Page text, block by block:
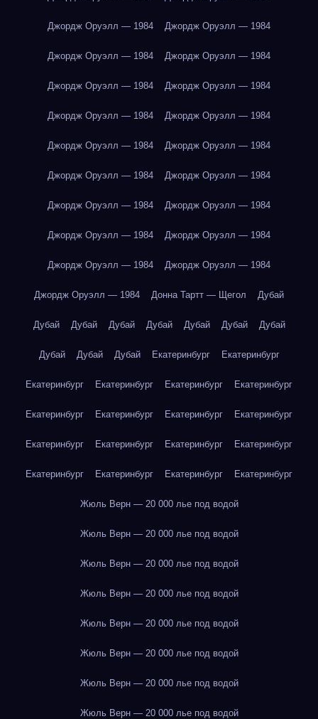
Джордж Оруэлл — 1984 Джордж Оруэлл — 1984
Джордж Оруэлл — 1984 Джордж Оруэлл — 1984
Джордж Оруэлл — 1984 Джордж Оруэлл — 1984
Джордж Оруэлл — 1984 Джордж Оруэлл — 1984
Джордж Оруэлл — 1984 Джордж Оруэлл — 1984
Джордж Оруэлл — 1984 Джордж Оруэлл — 1984
Джордж Оруэлл — 1984 Джордж Оруэлл — 1984
Джордж Оруэлл — 1984 Джордж Оруэлл — 1984
Джордж Оруэлл — 1984 Джордж Оруэлл — 1984
Джордж Оруэлл — 1984 Донна Тартт — Щегол Дубай
Дубай Дубай Дубай Дубай Дубай Дубай Дубай
Дубай Дубай Дубай Екатеринбург Екатеринбург
Екатеринбург Екатеринбург Екатеринбург Екатеринбург
Екатеринбург Екатеринбург Екатеринбург Екатеринбург
Екатеринбург Екатеринбург Екатеринбург Екатеринбург
Екатеринбург Екатеринбург Екатеринбург Екатеринбург
Жюль Верн — 20 000 лье под водой
Жюль Верн — 20 000 лье под водой
Жюль Верн — 20 000 лье под водой
Жюль Верн — 20 000 лье под водой
Жюль Верн — 20 000 лье под водой
Жюль Верн — 20 000 лье под водой
Жюль Верн — 20 000 лье под водой
Жюль Верн — 20 000 лье под водой